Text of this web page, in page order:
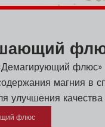
магния в
улучшения
флюс